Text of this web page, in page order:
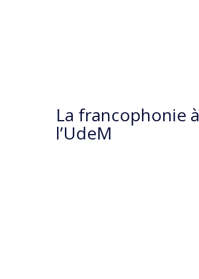
La francophonie à
l’UdeM